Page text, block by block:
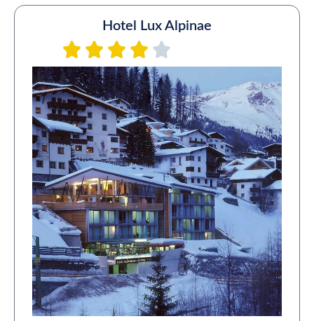
Hotel Lux Alpinae